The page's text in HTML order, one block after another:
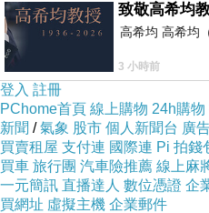
致敬高希均
高希均 高希均
3 小時前
登入 註冊
PChome首頁 線上購物 24h購物
新聞 /氣象 股市 個人新聞台 廣
買賣租屋 支付連 國際連 Pi 拍錢
買車 旅行團 汽車險推薦 線上麻
一元簡訊 直播達人 數位憑證 企
買網址 虛擬主機 企業郵件